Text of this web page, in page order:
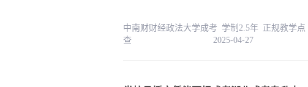
中南财财经政法大学成考 学制2.5年 正规教学点
查 2025-04-27